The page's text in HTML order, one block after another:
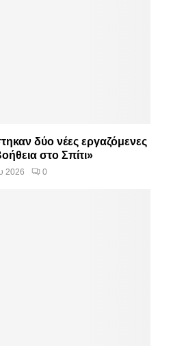
δύο νέες εργαζόμενες
στο Σπίτι»
2026 0